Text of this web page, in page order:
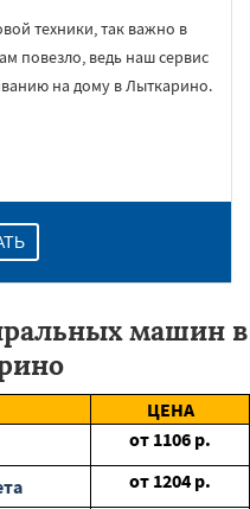
техники, так важно в
повезло, ведь наш сервис
на дому в Лыткарино.
машин в
ЦЕНА
от 1106 р.
от 1204 р.